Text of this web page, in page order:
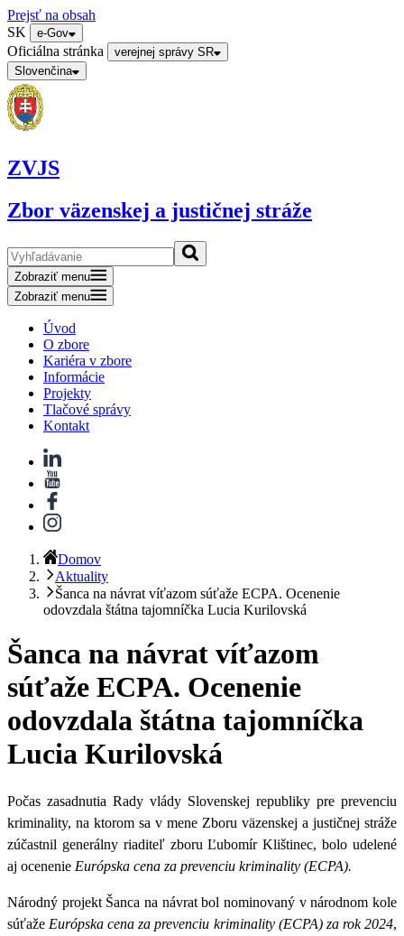
Prejsť na obsah
SK
e-Gov
Oficiálna stránka
verejnej správy SR
Slovenčina
ZVJS
Zbor väzenskej a justičnej stráže
Zobraziť menu
Zobraziť menu
Úvod
O zbore
Kariéra v zbore
Informácie
Projekty
Tlačové správy
Kontakt
Domov
Aktuality
Šanca na návrat víťazom súťaže ECPA. Ocenenie
odovzdala štátna tajomníčka Lucia Kurilovská
Šanca na návrat víťazom
súťaže ECPA. Ocenenie
odovzdala štátna tajomníčka
Lucia Kurilovská
Počas zasadnutia Rady vlády Slovenskej republiky pre prevenciu
kriminality, na ktorom sa v mene Zboru väzenskej a justičnej stráže
zúčastnil generálny riaditeľ zboru Ľubomír Klištinec, bolo udelené
aj ocenenie Európska cena za prevenciu kriminality (ECPA).
Národný projekt Šanca na návrat bol nominovaný v národnom kole
súťaže Európska cena za prevenciu kriminality (ECPA)za rok 2024,